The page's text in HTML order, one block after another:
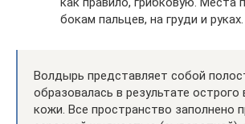
бокам пальцев, на груди и руках.
Волдырь представляет собой
образовалась в результате острого
кожи. Все пространство заполнено